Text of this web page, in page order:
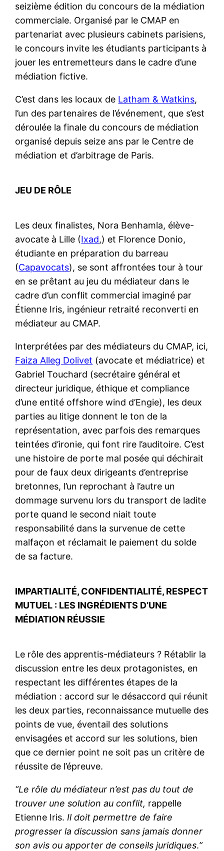
seizième édition du concours de la médiation
commerciale. Organisé par le CMAP en
partenariat avec plusieurs cabinets parisiens,
le concours invite les étudiants participants à
jouer les entremetteurs dans le cadre d’une
médiation fictive.
C’est dans les locaux de Latham & Watkins,
l’un des partenaires de l’événement, que s’est
déroulée la finale du concours de médiation
organisé depuis seize ans par le Centre de
médiation et d’arbitrage de Paris.
JEU DE RÔLE
Les deux finalistes, Nora Benhamla, élève-
avocate à Lille (Ixad,) et Florence Donio,
étudiante en préparation du barreau
(Capavocats), se sont affrontées tour à tour
en se prêtant au jeu du médiateur dans le
cadre d’un conflit commercial imaginé par
Étienne Iris, ingénieur retraité reconverti en
médiateur au CMAP.
Interprétées par des médiateurs du CMAP, ici,
Faiza Alleg Dolivet (avocate et médiatrice) et
Gabriel Touchard (secrétaire général et
directeur juridique, éthique et compliance
d’une entité offshore wind d’Engie), les deux
parties au litige donnent le ton de la
représentation, avec parfois des remarques
teintées d’ironie, qui font rire l’auditoire. C’est
une histoire de porte mal posée qui déchirait
pour de faux deux dirigeants d’entreprise
bretonnes, l’un reprochant à l’autre un
dommage survenu lors du transport de ladite
porte quand le second niait toute
responsabilité dans la survenue de cette
malfaçon et réclamait le paiement du solde
de sa facture.
IMPARTIALITÉ, CONFIDENTIALITÉ, RESPECT
MUTUEL : LES INGRÉDIENTS D’UNE
MÉDIATION RÉUSSIE
Le rôle des apprentis-médiateurs ? Rétablir la
discussion entre les deux protagonistes, en
respectant les différentes étapes de la
médiation : accord sur le désaccord qui réunit
les deux parties, reconnaissance mutuelle des
points de vue, éventail des solutions
envisagées et accord sur les solutions, bien
que ce dernier point ne soit pas un critère de
réussite de l’épreuve.
“Le rôle du médiateur n’est pas du tout de
trouver une solution au conflit, rappelle
Etienne Iris. Il doit permettre de faire
progresser la discussion sans jamais donner
son avis ou apporter de conseils juridiques.”